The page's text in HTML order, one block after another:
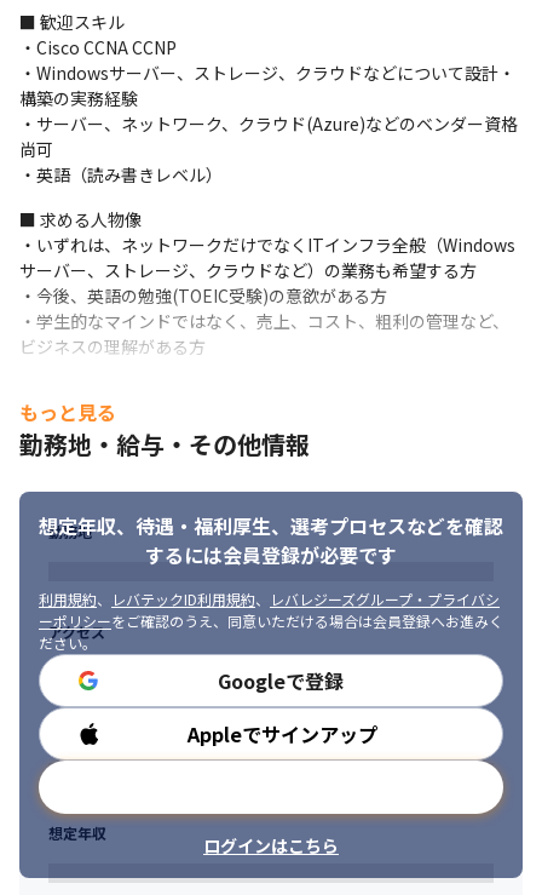
・同規模の他社と比べ、社員一人当たりの売り上げが比較的高い
傾向にあります。
■ 歓迎スキル
・Cisco CCNA CCNP
・Windowsサーバー、ストレージ、クラウドなどについて設計・
構築の実務経験
・サーバー、ネットワーク、クラウド(Azure)などのベンダー資格
尚可
・英語（読み書きレベル）
■ 求める人物像
・いずれは、ネットワークだけでなくITインフラ全般（Windows
サーバー、ストレージ、クラウドなど）の業務も希望する方
・今後、英語の勉強(TOEIC受験)の意欲がある方
・学生的なマインドではなく、売上、コスト、粗利の管理など、
ビジネスの理解がある方
もっと見る
勤務地・給与・その他情報
想定年収、待遇・福利厚生、 選考プロセスなどを確認
するには会員登録が必要です
利用規約、 レバテックID利用規約、
レバレジーズグループ・プライバシ
ーポリシーをご確認のうえ、同意いただける場合は会員登録へお進みく
ださい。
Googleで登録
Appleでサインアップ
ログインはこちら
勤務地
アクセス
勤務時間
想定年収